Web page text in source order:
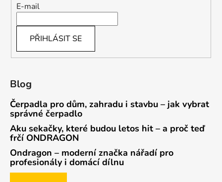
E-mail
PŘIHLÁSIT SE
Blog
Čerpadla pro dům, zahradu i stavbu – jak vybrat
správné čerpadlo
Aku sekačky, které budou letos hit – a proč teď
frčí ONDRAGON
Ondragon – moderní značka nářadí pro
profesionály i domácí dílnu